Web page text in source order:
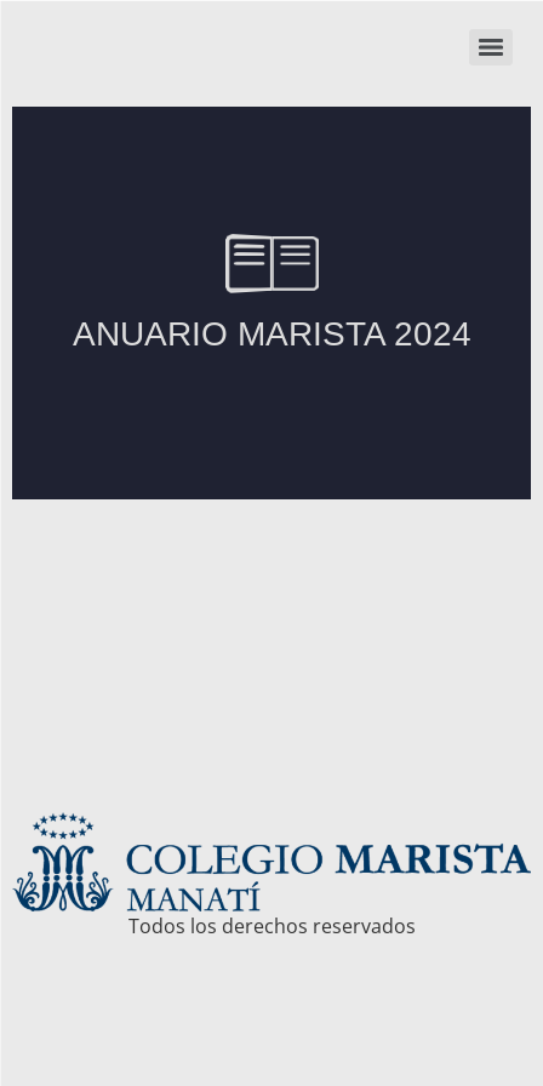
Todos los derechos reservados